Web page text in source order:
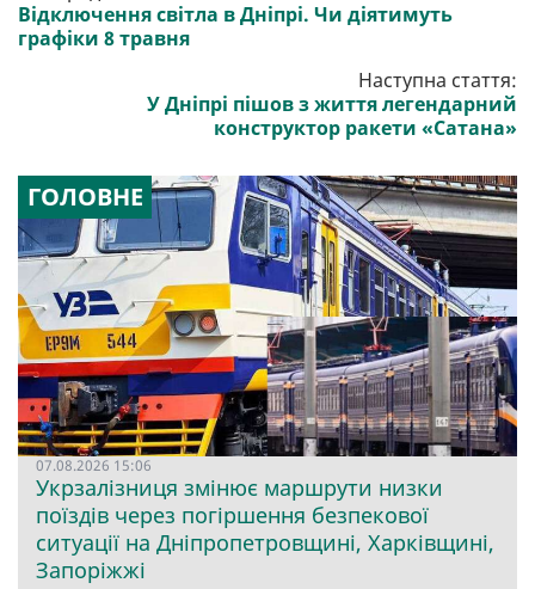
Відключення світла в Дніпрі. Чи діятимуть
графіки 8 травня
Наступна стаття:
У Дніпрі пішов з життя легендарний
конструктор ракети «Сатана»
ГОЛОВНЕ
07.08.2026 15:06
Укрзалізниця змінює маршрути низки
поїздів через погіршення безпекової
ситуації на Дніпропетровщині, Харківщині,
Запоріжжі